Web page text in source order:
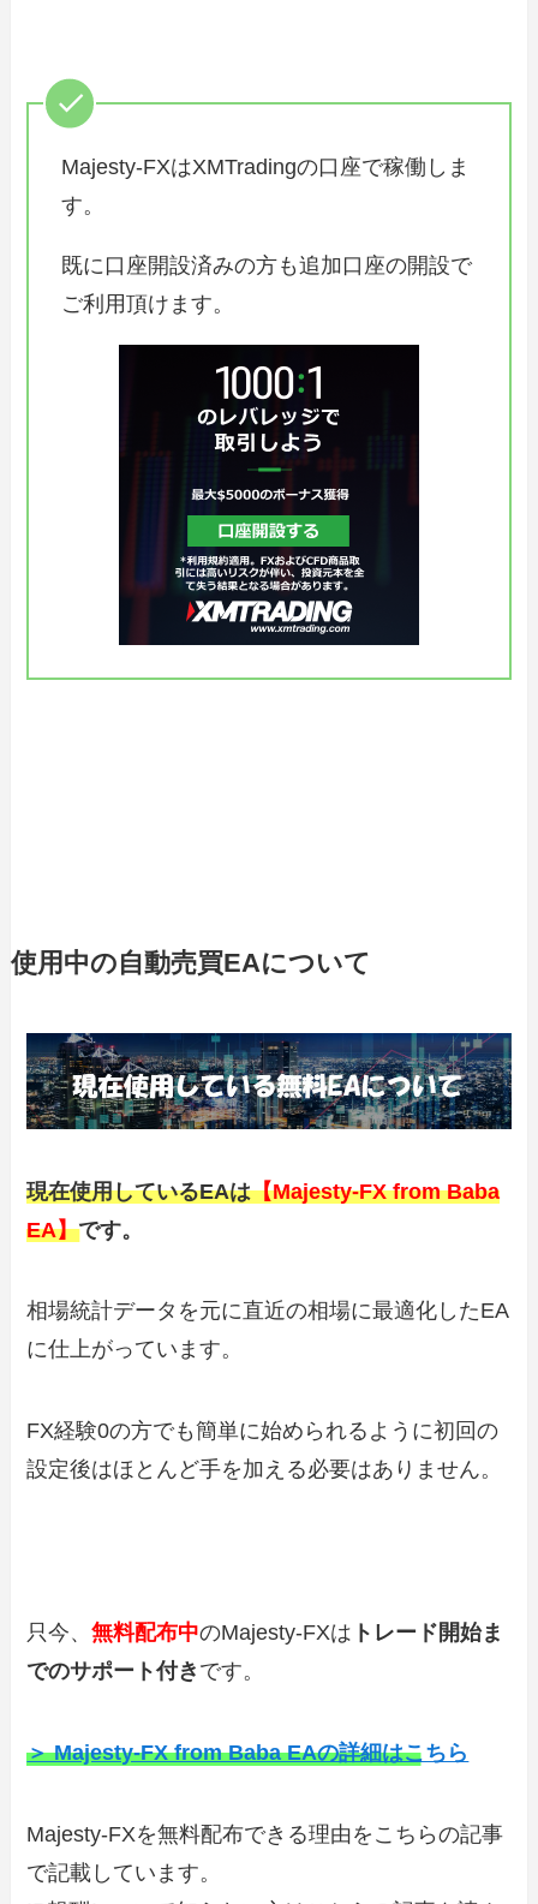
Majesty-FXはXMTradingの口座で稼働しま
す。
既に口座開設済みの方も追加口座の開設で
ご利用頂けます。
使用中の自動売買EAについて
現在使用しているEAは【Majesty-FX from Baba
EA】です。
相場統計データを元に直近の相場に最適化したEA
に仕上がっています。
FX経験0の方でも簡単に始められるように初回の
設定後はほとんど手を加える必要はありません。
只今、無料配布中のMajesty-FXは トレード開始ま
でのサポート付き です。
＞ Majesty-FX from Baba EAの詳細はこちら
Majesty-FXを無料配布できる理由をこちらの記事
で記載しています。